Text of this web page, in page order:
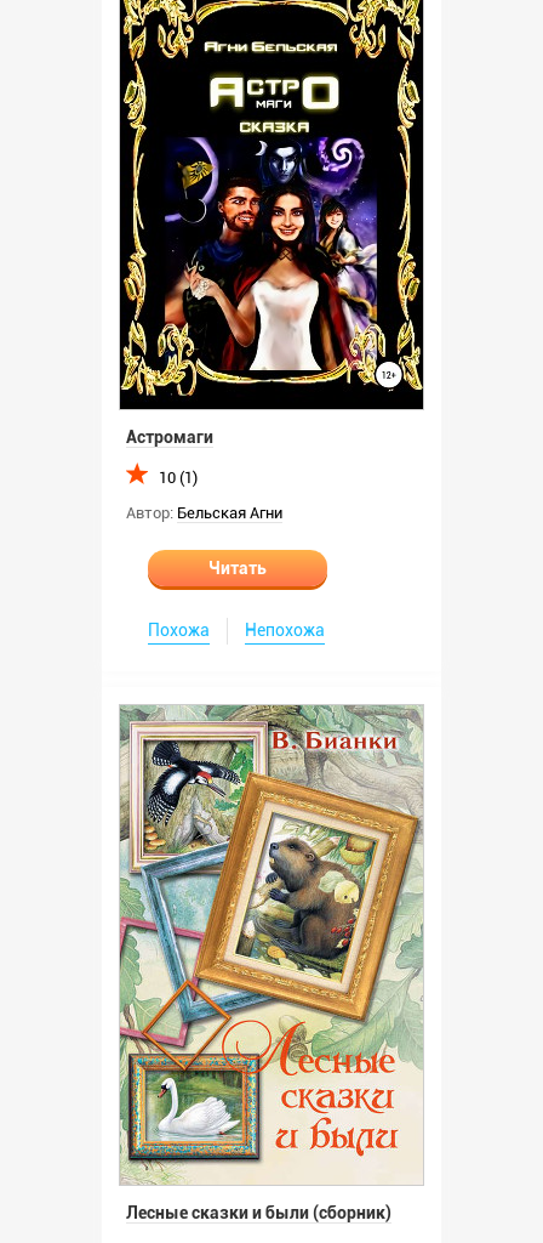
Астромаги
10 (1)
Автор: Бельская Агни
Читать
Похожа Непохожа
Лесные сказки и были (сборник)